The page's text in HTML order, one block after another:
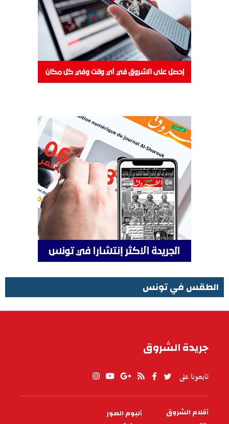
الطقس في تونس
جريدة الشروق
تابعونا على
PIED
أقلام الشروق
ألبوم الصور